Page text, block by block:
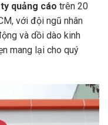
quảng cáo trên 20
với đội ngũ nhân
và dồi dào kinh
mang lại cho quý